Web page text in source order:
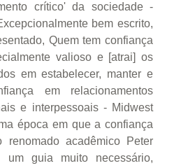
crítico' da sociedade -
bem escrito,
Quem tem confiança
valioso e [atrai] os
em estabelecer, manter e
em relacionamentos
e interpessoais - Midwest
época em que a confiança
renomado acadêmico Peter
um guia muito necessário,